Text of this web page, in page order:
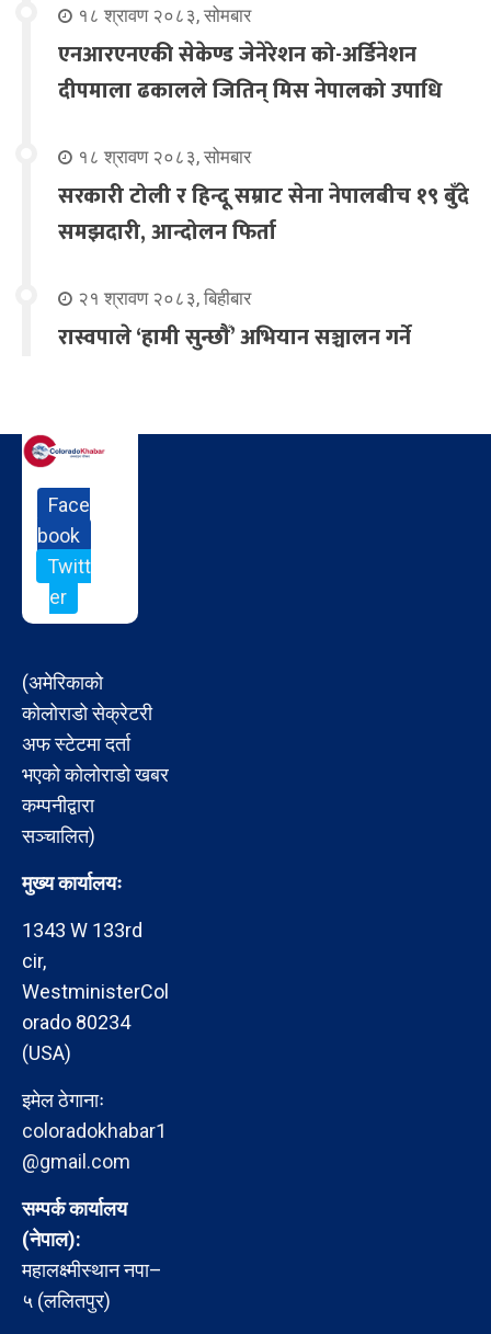
१८ श्रावण २०८३, सोमबार
एनआरएनएकी सेकेण्ड जेनेरेशन को-अर्डिनेशन
दीपमाला ढकालले जितिन् मिस नेपालको उपाधि
१८ श्रावण २०८३, सोमबार
सरकारी टोली र हिन्दू सम्राट सेना नेपालबीच १९ बुँदे
समझदारी, आन्दोलन फिर्ता
२१ श्रावण २०८३, बिहीबार
रास्वपाले ‘हामी सुन्छौँ’ अभियान सञ्चालन गर्ने
Face
book
Twitt
er
(अमेरिकाको
कोलोराडो सेक्रेटरी
अफ स्टेटमा दर्ता
भएको कोलोराडो खबर
कम्पनीद्वारा
सञ्चालित)
मुख्य कार्यालयः
1343 W 133rd
cir,
WestministerCol
orado 80234
(USA)
इमेल ठेगानाः
coloradokhabar1
@gmail.com
सम्पर्क कार्यालय
(नेपाल):
महालक्ष्मीस्थान नपा–
५ (ललितपुर)